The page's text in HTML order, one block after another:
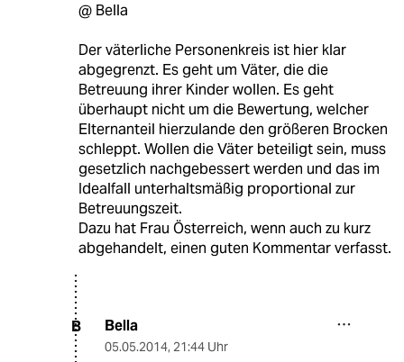
@ Bella
Der väterliche Personenkreis ist hier klar
abgegrenzt. Es geht um Väter, die die
Betreuung ihrer Kinder wollen. Es geht
überhaupt nicht um die Bewertung, welcher
Elternanteil hierzulande den größeren Brocken
schleppt. Wollen die Väter beteiligt sein, muss
gesetzlich nachgebessert werden und das im
Idealfall unterhaltsmäßig proportional zur
Betreuungszeit.
Dazu hat Frau Österreich, wenn auch zu kurz
abgehandelt, einen guten Kommentar verfasst.
B Bella
05.05.2014, 21:44 Uhr